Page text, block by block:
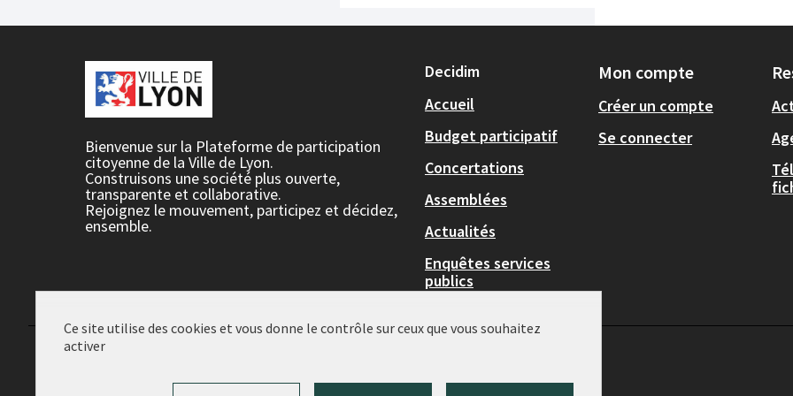
Bienvenue sur la Plateforme de participation
citoyenne de la Ville de Lyon.
Construisons une société plus ouverte,
transparente et collaborative.
Rejoignez le mouvement, participez et décidez,
ensemble.
Decidim
Accueil
Budget participatif
Concertations
Assemblées
Actualités
Enquêtes services
publics
Mon compte
Créer un compte
Se connecter
Ce site utilise des cookies et vous donne le contrôle sur ceux que vous souhaitez
activer